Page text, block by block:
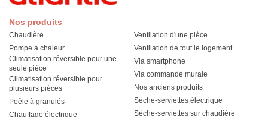
Nos produits
Chaudière
Pompe à chaleur
Climatisation réversible pour une
seule pièce
Climatisation réversible pour
plusieurs pièces
Poêle à granulés
Chauffage électrique
Ventilation d'une pièce
Ventilation de tout le logement
Via smartphone
Via commande murale
Nos anciens produits
Sèche-serviettes électrique
Sèche-serviettes sur chaudière